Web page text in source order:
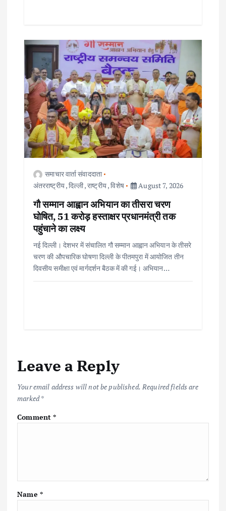
समाचार वार्ता संवाददाता
अंतरराष्ट्रीय,दिल्ली,राष्ट्रीय,विशेष August 7, 2026
गौ सम्मान आह्वान अभियान का तीसरा चरण
घोषित, 51 करोड़ हस्ताक्षर प्रधानमंत्री तक
पहुंचाने का लक्ष्य
नई दिल्ली। देशभर में संचालित गौ सम्मान आह्वान अभियान के तीसरे
चरण की औपचारिक घोषणा दिल्ली के पीतमपुरा में आयोजित तीन
दिवसीय समीक्षा एवं मार्गदर्शन बैठक में की गई। अभियान…
Leave a Reply
Your email address will not be published. Required fields are
marked*
Comment*
Name *